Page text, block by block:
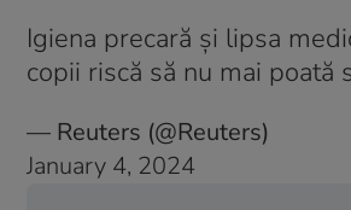
Igiena precară și lipsa
copii riscă să nu mai poată
— Reuters (@Reuters)
January 4, 2024